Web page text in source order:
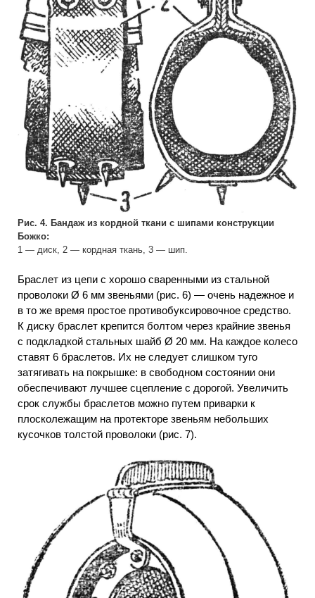
Рис. 4. Бандаж из кордной ткани с шипами конструкции
Божко:
1 — диск, 2 — кордная ткань, 3 — шип.
Браслет из цепи с хорошо сваренными из стальной
проволоки Ø 6 мм звеньями (рис. 6) — очень надежное и
в то же время простое противобуксировочное средство.
К диску браслет крепится болтом через крайние звенья
с подкладкой стальных шайб Ø 20 мм. На каждое колесо
ставят 6 браслетов. Их не следует слишком туго
затягивать на покрышке: в свободном состоянии они
обеспечивают лучшее сцепление с дорогой. Увеличить
срок службы браслетов можно путем приварки к
плосколежащим на протекторе звеньям небольших
кусочков толстой проволоки (рис. 7).